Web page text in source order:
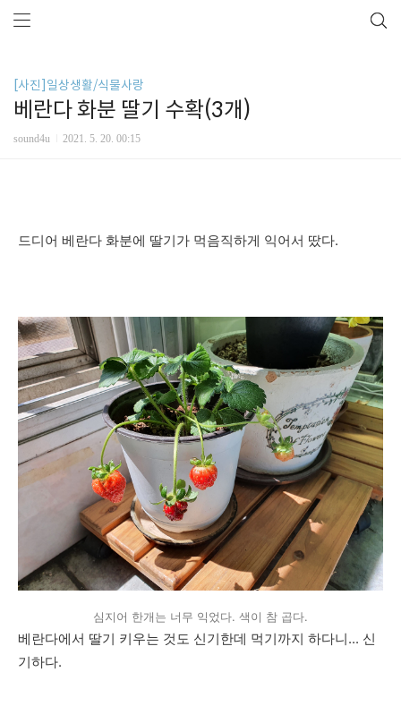
[사진]일상생활/식물사랑
베란다 화분 딸기 수확(3개)
sound4u 2021. 5. 20. 00:15
드디어 베란다 화분에 딸기가 먹음직하게 익어서 땄다.
심지어 한개는 너무 익었다. 색이 참 곱다.
베란다에서 딸기 키우는 것도 신기한데 먹기까지 하다니... 신
기하다.